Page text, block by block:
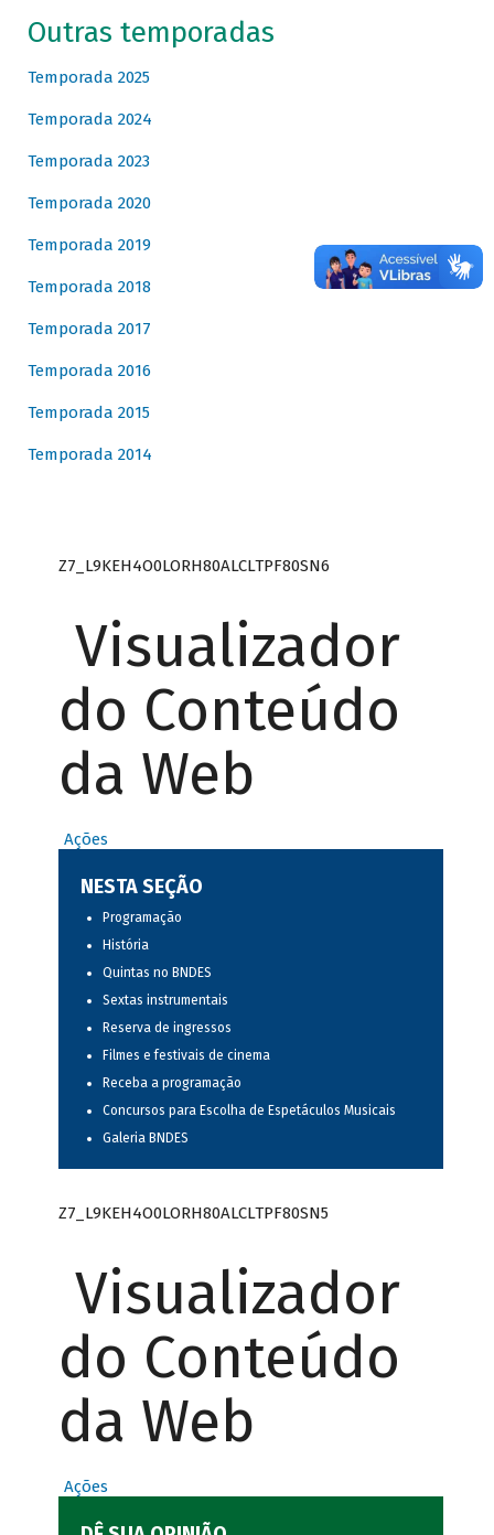
Outras temporadas
Temporada 2025
Temporada 2024
Temporada 2023
Temporada 2020
Temporada 2019
Temporada 2018
Temporada 2017
Temporada 2016
Temporada 2015
Temporada 2014
Z7_L9KEH4O0LORH80ALCLTPF80SN6
Visualizador
do Conteúdo
da Web
Ações
NESTA SEÇÃO
Programação
História
Quintas no BNDES
Sextas instrumentais
Reserva de ingressos
Filmes e festivais de cinema
Receba a programação
Concursos para Escolha de Espetáculos Musicais
Galeria BNDES
Z7_L9KEH4O0LORH80ALCLTPF80SN5
Visualizador
do Conteúdo
da Web
Ações